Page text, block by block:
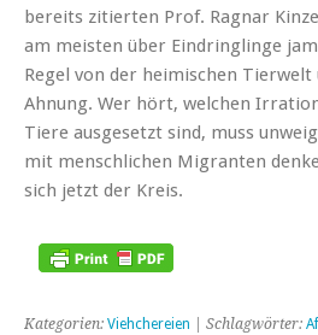
bereits zitierten Prof. Ragnar
am meisten über Eindringlinge
Regel von der heimischen
Ahnung. Wer hört, welchen
Tiere ausgesetzt sind, muss
mit menschlichen Migranten
sich jetzt der Kreis.
Kategorien: Viehchereien | Schlagwörter: